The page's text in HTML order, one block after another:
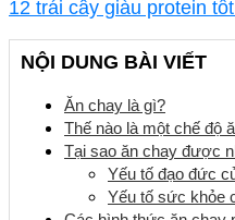
12 trái cây giàu protein
NỘI DUNG BÀI VIẾT
Ăn chay là gì?
Thế nào là một chế độ
Tại sao ăn chay được
Yếu tố đạo đức
Yếu tố sức khỏe